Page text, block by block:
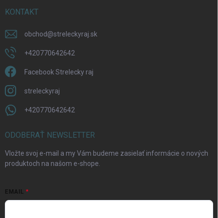
KONTAKT
obchod@streleckyraj.sk
+420770642642
Facebook Strelecky raj
streleckyraj
+420770642642
ODOBERAŤ NEWSLETTER
Vložte svoj e-mail a my Vám budeme zasielať informácie o nových
produktoch na našom e-shope.
EMAIL